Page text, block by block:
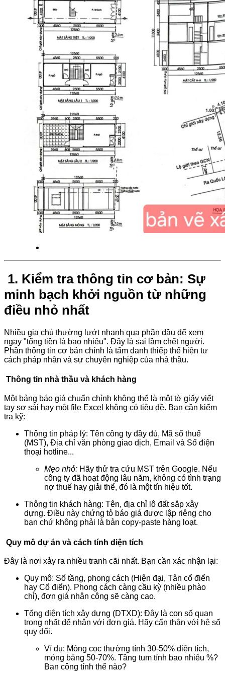
1. Kiểm tra thông tin cơ bản: Sự
minh bạch khởi nguồn từ những
điều nhỏ nhất
Nhiều gia chủ thường lướt nhanh qua phần đầu để xem
ngay "tổng tiền là bao nhiêu". Đây là sai lầm chết người.
Phần thông tin cơ bản chính là tấm danh thiếp thể hiện tư
cách pháp nhân và sự chuyên nghiệp của nhà thầu.
Thông tin nhà thầu và khách hàng
Một bảng báo giá chuẩn chỉnh không thể là một tờ giấy viết
tay sơ sài hay một file Excel không có tiêu đề. Bạn cần kiểm
tra kỹ:
Thông tin pháp lý: Tên công ty đầy đủ, Mã số thuế
(MST), Địa chỉ văn phòng giao dịch, Email và Số điện
thoại hotline...
Mẹo nhỏ: Hãy thử tra cứu MST trên Google. Nếu
công ty đã hoạt động lâu năm, không có tình trạng
nợ thuế hay giải thể, đó là một tín hiệu tốt.
Thông tin khách hàng: Tên, địa chỉ lô đất sắp xây
dựng. Điều này chứng tỏ báo giá được lập riêng cho
bạn chứ không phải là bản copy-paste hàng loạt.
Quy mô dự án và cách tính diện tích
Đây là nơi xảy ra nhiều tranh cãi nhất. Bạn cần xác nhận lại:
Quy mô: Số tầng, phong cách (Hiện đại, Tân cổ điển
hay Cổ điển). Phong cách càng cầu kỳ (nhiều phào
chỉ), đơn giá nhân công sẽ càng cao.
Tổng diện tích xây dựng (DTXD): Đây là con số quan
trọng nhất để nhân với đơn giá. Hãy cẩn thận với hệ số
quy đổi.
Ví dụ: Móng cọc thường tính 30-50% diện tích,
móng băng 50-70%. Tầng tum tính bao nhiêu %?
Ban công tính thế nào?